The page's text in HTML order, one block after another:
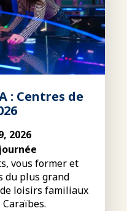
: Centres de
2026
vous former et
plus grand
loisirs familiaux